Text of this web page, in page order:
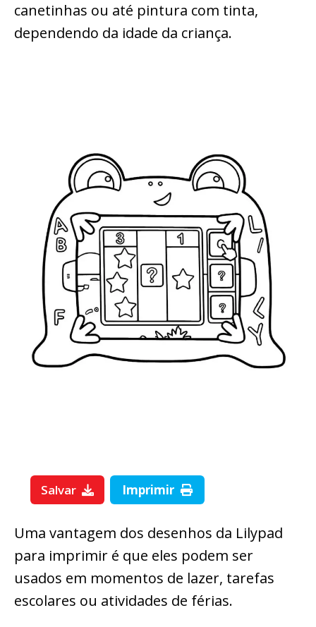
canetinhas ou até pintura com tinta,
dependendo da idade da criança.
Salvar Imprimir
Uma vantagem dos desenhos da Lilypad
para imprimir é que eles podem ser
usados em momentos de lazer, tarefas
escolares ou atividades de férias.